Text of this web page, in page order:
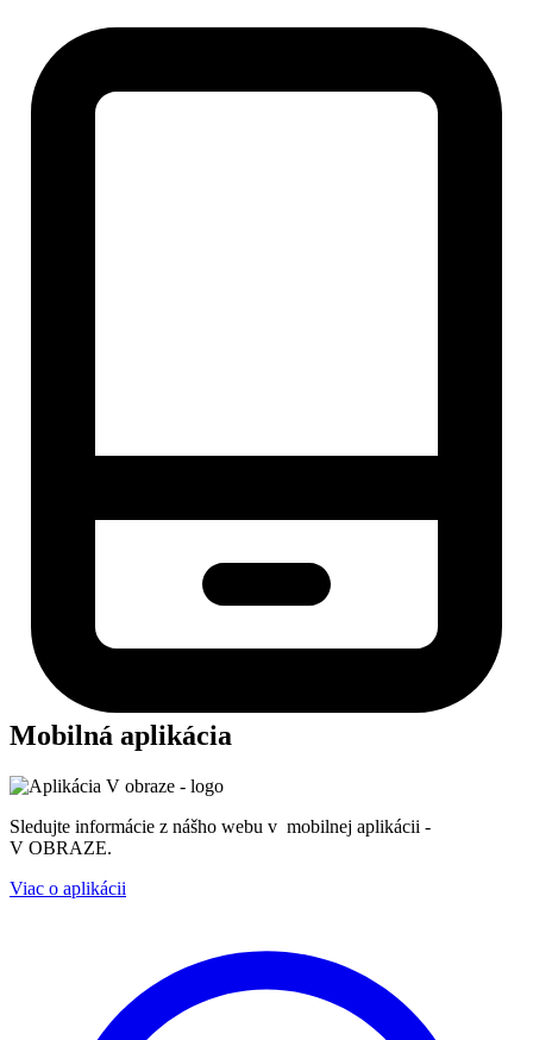
Mobilná aplikácia
Sledujte informácie z nášho webu v mobilnej aplikácii -
V OBRAZE.
Viac o aplikácii